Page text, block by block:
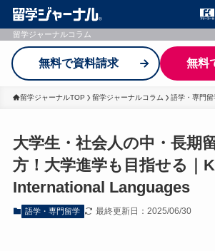
留学ジャーナルコラム
無料で資料請求 無料
留学ジャーナルTOP 留学ジャーナルコラム 語学・専門留
大学生・社会人の中・長期
方！大学進学も目指せる｜
International Languages
語学・専門留学 最終更新日：2025/06/30